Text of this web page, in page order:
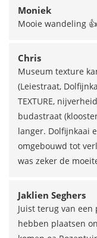
Moniek
Mooie wandeling 👍
Chris
Museum texture
(Leiestraat,
TEXTURE,
budastraat
langer. Dolfijnkaai
omgebouwd tot
was zeker de
Jaklien Seghers
Juist terug van
hebben plaatsen